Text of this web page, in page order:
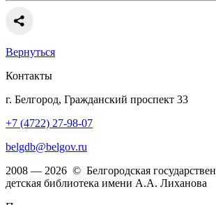
Вернуться
Контакты
г. Белгород, Гражданский проспект 33
+7 (4722) 27-98-07
belgdb@belgov.ru
2008 — 2026 © Белгородская
детская библиотека имени А.А. Лиханова